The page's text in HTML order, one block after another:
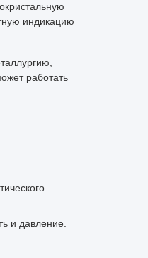
индикацию
работать
и давление.